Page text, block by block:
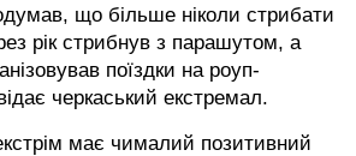
що більше ніколи стрибати
рік стрибнув з парашутом, а
поїздки на роуп-
черкаський екстремал.
має чималий позитивний